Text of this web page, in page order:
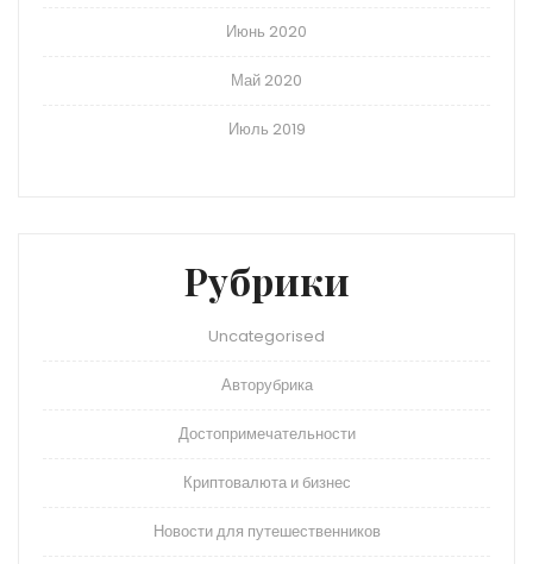
Июнь 2020
Май 2020
Июль 2019
Рубрики
Uncategorised
Авторубрика
Достопримечательности
Криптовалюта и бизнес
Новости для путешественников